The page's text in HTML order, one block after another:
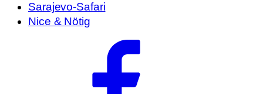
Sarajevo-Safari
Nice & Nötig